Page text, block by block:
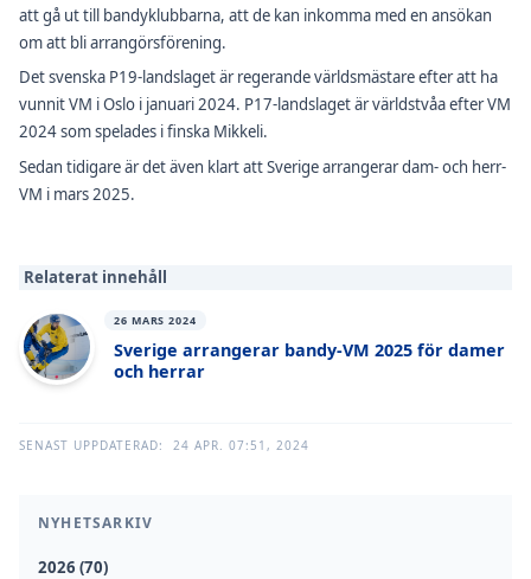
NYHETSARKIV
2026 (70)
att gå ut till bandyklubbarna, att de kan inkomma med en ansökan
om att bli arrangörsförening.
Det svenska P19-landslaget är regerande världsmästare efter att ha
vunnit VM i Oslo i januari 2024. P17-landslaget är världstvåa efter VM
2024 som spelades i finska Mikkeli.
Sedan tidigare är det även klart att Sverige arrangerar dam- och herr-
VM i mars 2025.
Relaterat innehåll
26 MARS 2024
Sverige arrangerar bandy-VM 2025 för damer
och herrar
SENAST UPPDATERAD: 24 APR. 07:51, 2024